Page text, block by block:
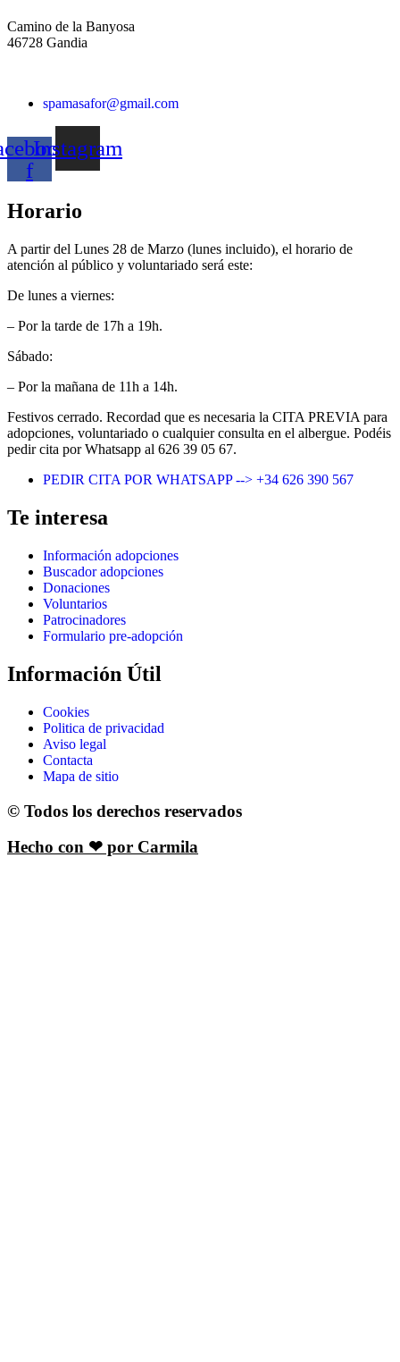
Camino de la Banyosa
46728 Gandia
spamasafor@gmail.com
f
Instagram
Horario
A partir del Lunes 28 de Marzo (lunes incluido), el horario de
atención al público y voluntariado será este:
De lunes a viernes:
– Por la tarde de 17h a 19h.
Sábado:
– Por la mañana de 11h a 14h.
Festivos cerrado. Recordad que es necesaria la CITA PREVIA para
adopciones, voluntariado o cualquier consulta en el albergue. Podéis
pedir cita por Whatsapp al 626 39 05 67.
PEDIR CITA POR WHATSAPP --> +34 626 390 567
Te interesa
Información adopciones
Buscador adopciones
Donaciones
Voluntarios
Patrocinadores
Formulario pre-adopción
Información Útil
Cookies
Politica de privacidad
Aviso legal
Contacta
Mapa de sitio
© Todos los derechos reservados
Hecho con ❤ por Carmila